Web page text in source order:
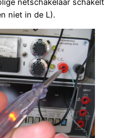
niet in de L).